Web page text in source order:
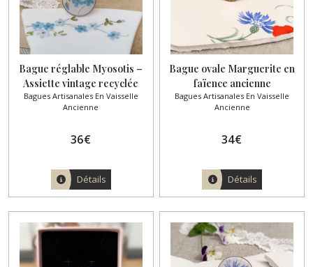
Bague réglable Myosotis –
Assiette vintage recyclée
Bagues Artisanales En Vaisselle
Ancienne
36€
Détails
Bague ovale Marguerite en
faïence ancienne
L'Amandinoise – Acier
inoxydable doré
Bagues Artisanales En Vaisselle
Ancienne
34€
Détails
Objet
de
décorations
-
Créations
en
mosaique